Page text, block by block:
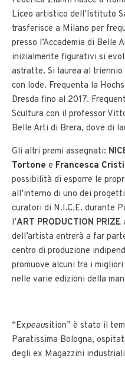
Liceo artistico dell’Istituto
trasferisce a Milano per
presso l’Accademia di Belle
inizialmente figurativi si
astratte. Si laurea al
con lode. Frequenta la
Dresda fino al 2017.
Scultura con il professor
Belle Arti di Brera, dove di
Gli altri premi assegnati:
Tortone e Francesca
possibilità di esporre le
all’interno di uno dei
curatori di N.I.C.E. durante
l’ART PRODUCTION PRIZE
dell’artista entrerà a far
centro di produzione
promuove alcuni tra i
nelle varie edizioni della
“Expeausition” è stato il
Paratissima Bologna,
degli ex Magazzini